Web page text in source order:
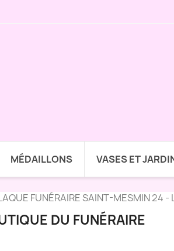
MÉDAILLONS VASES ET
FUNÉRAIRE SAINT-MESMIN 24 -
DU FUNÉRAIRE